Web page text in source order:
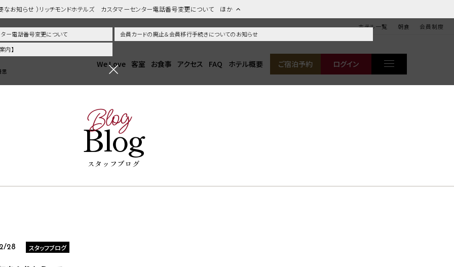
なお知らせ ）リッチモンドホテルズ カスタマーセンター電話番号変更について ほか
ター電話番号変更について
会員カードの廃止＆会員移行手続きについてのお知らせ
内】
ホテル一覧 朝食 会員制度
思
We Love 客室 お食事 アクセス FAQ ホテル概要 ご宿泊予約 ログイン
Blog
Blog
スタッフブログ
28 スタッフブログ